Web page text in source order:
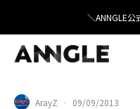
＼ANNGLE
ArayZ · 09/09/2013